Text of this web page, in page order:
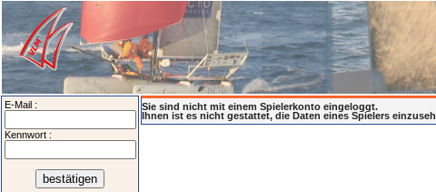
E-Mail :
Kennwort :
Sie sind nicht mit einem Spielerkonto eingeloggt.
Ihnen ist es nicht gestattet, die Daten eines Spielers